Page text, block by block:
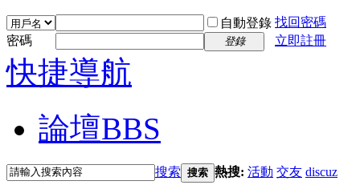
自動登錄 找回密碼
密碼
登錄 立即註冊
快捷導航
論壇BBS
搜索 搜索 熱搜: 活動 交友 discuz